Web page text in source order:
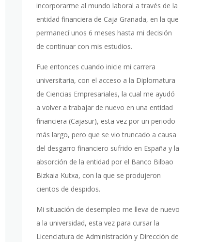
incorporarme al mundo laboral a través de la
entidad financiera de Caja Granada, en la que
permanecí unos 6 meses hasta mi decisión
de continuar con mis estudios.
Fue entonces cuando inicie mi carrera
universitaria, con el acceso a la Diplomatura
de Ciencias Empresariales, la cual me ayudó
a volver a trabajar de nuevo en una entidad
financiera (Cajasur), esta vez por un periodo
más largo, pero que se vio truncado a causa
del desgarro financiero sufrido en España y la
absorción de la entidad por el Banco Bilbao
Bizkaia Kutxa, con la que se produjeron
cientos de despidos.
Mi situación de desempleo me lleva de nuevo
a la universidad, esta vez para cursar la
Licenciatura de Administración y Dirección de